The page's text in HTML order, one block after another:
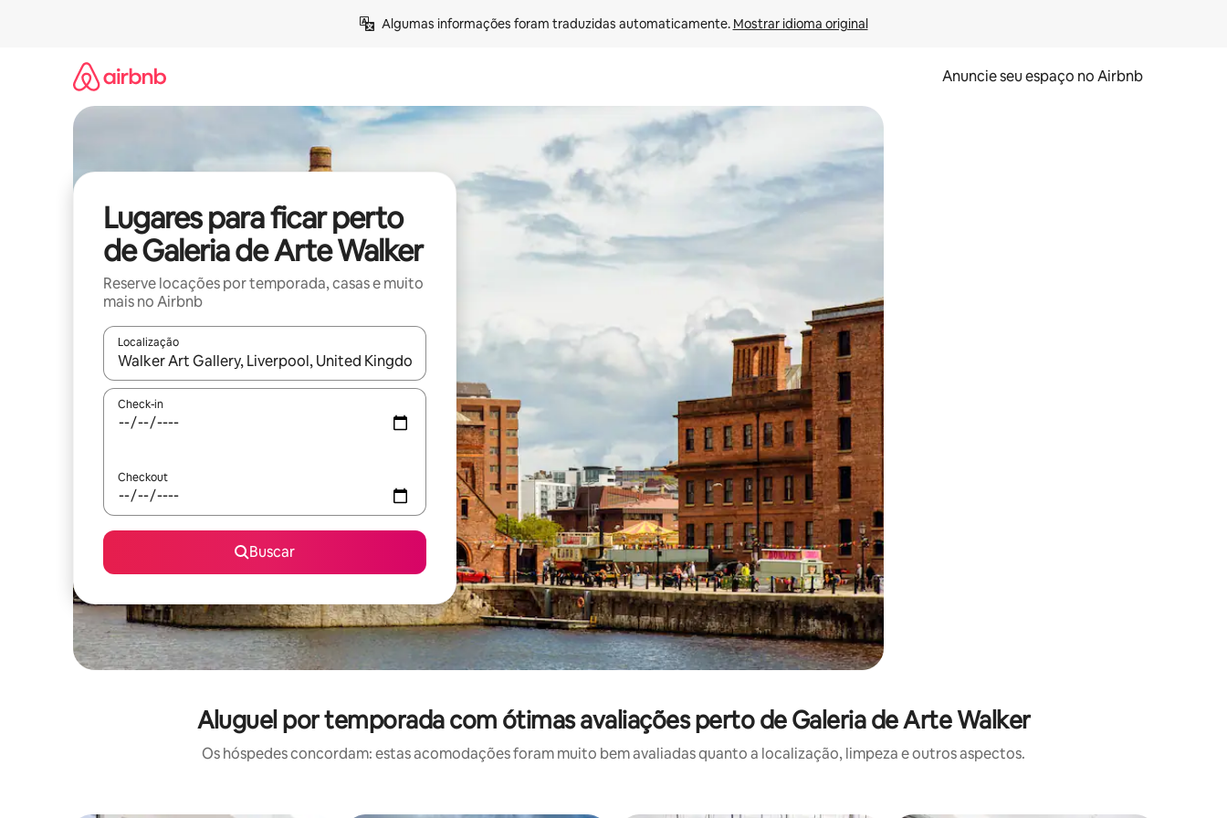
Algumas informações foram traduzidas automaticamente. Mostrar idioma original
Anuncie seu espaço no Airbnb
Lugares para ficar perto
de Galeria de Arte Walker
Reserve locações por temporada, casas e muito
mais no Airbnb
Localização
Quando os resultados estiverem disponíveis, explore-os usando as seta para cima e para baixo do teclado ou tocando e deslizando o dedo na tela.
Check-in
Checkout
Buscar
Aluguel por temporada com ótimas avaliações perto de Galeria de Arte Walker
Os hóspedes concordam: estas acomodações foram muito bem avaliadas quanto a localização, limpeza e outros aspectos.